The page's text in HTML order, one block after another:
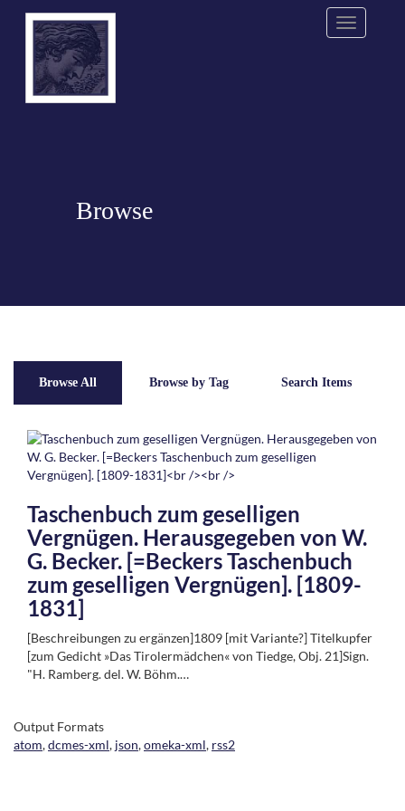
Menu
Browse
Browse All Browse by Tag Search Items
Taschenbuch zum geselligen
Vergnügen. Herausgegeben von W.
G. Becker. [=Beckers Taschenbuch
zum geselligen Vergnügen]. [1809-
1831]
[Beschreibungen zu ergänzen]1809 [mit Variante?] Titelkupfer
[zum Gedicht »Das Tirolermädchen« von Tiedge, Obj. 21]Sign.
"H. Ramberg. del. W. Böhm.…
Output Formats
atom,dcmes-xml, json,omeka-xml, rss2